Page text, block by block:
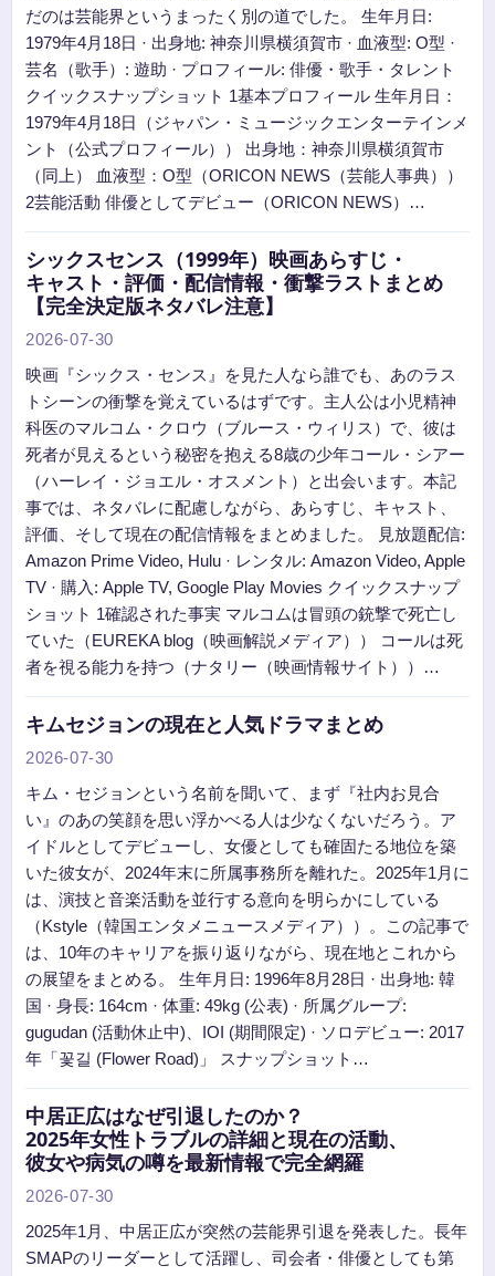
だのは芸能界というまったく別の道でした。 生年月日:
1979年4月18日 · 出身地: 神奈川県横須賀市 · 血液型: O型 ·
芸名（歌手）: 遊助 · プロフィール: 俳優・歌手・タレント
クイックスナップショット 1基本プロフィール 生年月日：
1979年4月18日（ジャパン・ミュージックエンターテインメ
ント（公式プロフィール）） 出身地：神奈川県横須賀市
（同上） 血液型：O型（ORICON NEWS（芸能人事典））
2芸能活動 俳優としてデビュー（ORICON NEWS）…
シックスセンス（1999年）映画あらすじ・
キャスト・評価・配信情報・衝撃ラストまとめ
【完全決定版ネタバレ注意】
2026-07-30
映画『シックス・センス』を見た人なら誰でも、あのラス
トシーンの衝撃を覚えているはずです。主人公は小児精神
科医のマルコム・クロウ（ブルース・ウィリス）で、彼は
死者が見えるという秘密を抱える8歳の少年コール・シアー
（ハーレイ・ジョエル・オスメント）と出会います。本記
事では、ネタバレに配慮しながら、あらすじ、キャスト、
評価、そして現在の配信情報をまとめました。 見放題配信:
Amazon Prime Video, Hulu · レンタル: Amazon Video, Apple
TV · 購入: Apple TV, Google Play Movies クイックスナップ
ショット 1確認された事実 マルコムは冒頭の銃撃で死亡し
ていた（EUREKA blog（映画解説メディア）） コールは死
者を視る能力を持つ（ナタリー（映画情報サイト））…
キムセジョンの現在と人気ドラマまとめ
2026-07-30
キム・セジョンという名前を聞いて、まず『社内お見合
い』のあの笑顔を思い浮かべる人は少なくないだろう。ア
イドルとしてデビューし、女優としても確固たる地位を築
いた彼女が、2024年末に所属事務所を離れた。2025年1月に
は、演技と音楽活動を並行する意向を明らかにしている
（Kstyle（韓国エンタメニュースメディア））。この記事で
は、10年のキャリアを振り返りながら、現在地とこれから
の展望をまとめる。 生年月日: 1996年8月28日 · 出身地: 韓
国 · 身長: 164cm · 体重: 49kg (公表) · 所属グループ:
gugudan (活動休止中)、IOI (期間限定) · ソロデビュー: 2017
年「꽃길 (Flower Road)」 スナップショット…
中居正広はなぜ引退したのか？
2025年女性トラブルの詳細と現在の活動、
彼女や病気の噂を最新情報で完全網羅
2026-07-30
2025年1月、中居正広が突然の芸能界引退を発表した。長年
SMAPのリーダーとして活躍し、司会者・俳優としても第